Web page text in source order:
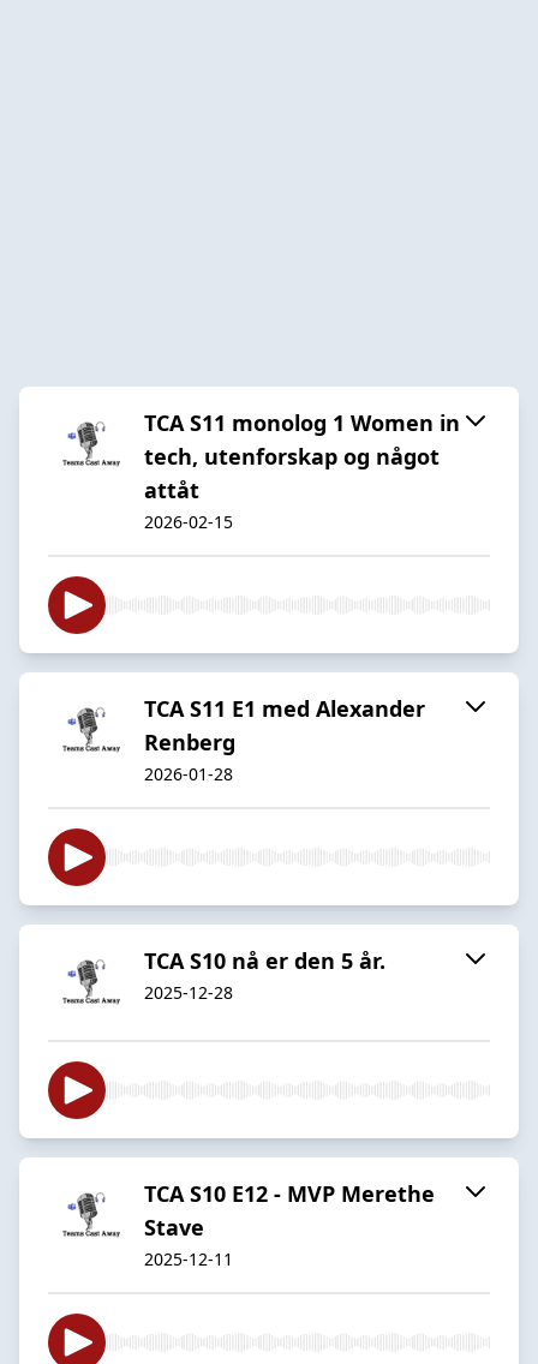
TCA S11 monolog 1 Women in
tech, utenforskap og något
attåt
2026-02-15
TCA S11 E1 med Alexander
Renberg
2026-01-28
TCA S10 nå er den 5 år.
2025-12-28
TCA S10 E12 - MVP Merethe
Stave
2025-12-11